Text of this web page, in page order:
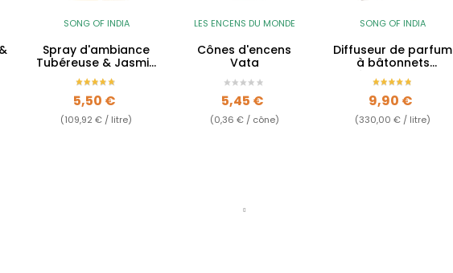
SONG OF INDIA
Spray d'ambiance
Tubéreuse & Jasmin
- Vata
Prix
5,50 €
(109,92 € / litre)
LES ENCENS DU MONDE
Cônes d'encens
Vata
Prix
5,45 €
(0,36 € / cône)
SONG OF INDIA
Diffuseur de parfum
à bâtonnets
Tubéreuse & Jasmin
- Vata
Prix
9,90 €
(330,00 € / litre)